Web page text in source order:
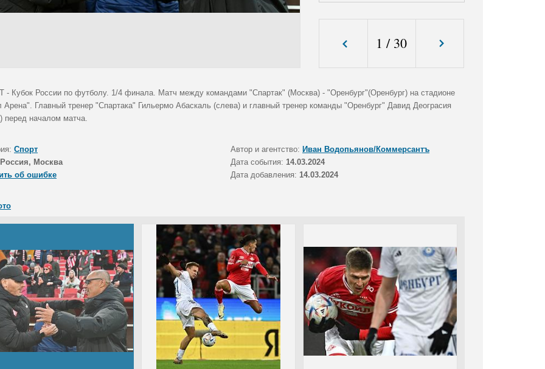
1 / 30
- Кубок России по футболу. 1/4 финала. Матч между командами "Спартак" (Москва) - "Оренбург"(Оренбург) на стадионе
Арена". Главный тренер "Спартака" Гильермо Абаскаль (слева) и главный тренер команды "Оренбург" Давид Деограсия
перед началом матча.
Спорт Автор и агентство: Иван Водопьянов/Коммерсантъ
Россия, Москва Дата события: 14.03.2024
об ошибке
Дата добавления: 14.03.2024